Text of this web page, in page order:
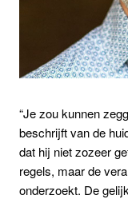
“Je zou kunnen
beschrijft van de
dat hij niet zozeer
regels, maar de
onderzoekt. De